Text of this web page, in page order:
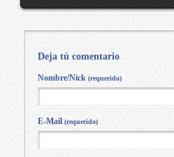
Deja tú comentario
Nombre/Nick (requerido)
E-Mail (requerido)